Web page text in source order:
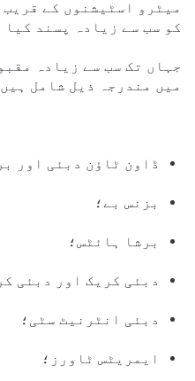
میٹرو اسٹیشنوں کے
کو سب سے زیادہ پسند کیا
جہاں تک سب سے زیادہ
میں مندرجہ ذیل شامل
ڈاون ٹاؤن دبئی اور
بزنس بے؛
برشا ہائٹس؛
دبئی کریک اور دبئی
دبئی انٹرنیٹ سٹی؛
ایمریٹس ٹاورز؛